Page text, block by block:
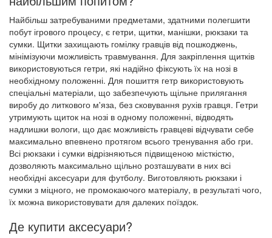
Найбільш затребуваними предметами, здатними полегшити
побут ігрового процесу, є гетри, щитки, манішки, рюкзаки та
сумки. Щитки захищають гомілку гравців від пошкоджень,
мінімізуючи можливість травмування. Для закріплення щитків
використовуються гетри, які надійно фіксують їх на нозі в
необхідному положенні. Для пошиття гетр використовують
спеціальні матеріали, що забезпечують щільне прилягання
виробу до литкового м'яза, без сковування рухів гравця. Гетри
утримують щиток на нозі в одному положенні, відводять
надлишки вологи, що дає можливість гравцеві відчувати себе
максимально впевнено протягом всього тренування або гри.
Всі рюкзаки і сумки відрізняються підвищеною місткістю,
дозволяють максимально щільно розташувати в них всі
необхідні аксесуари для футболу. Виготовляють рюкзаки і
сумки з міцного, не промокаючого матеріалу, в результаті чого,
їх можна використовувати для далеких поїздок.
Де купити аксесуари?